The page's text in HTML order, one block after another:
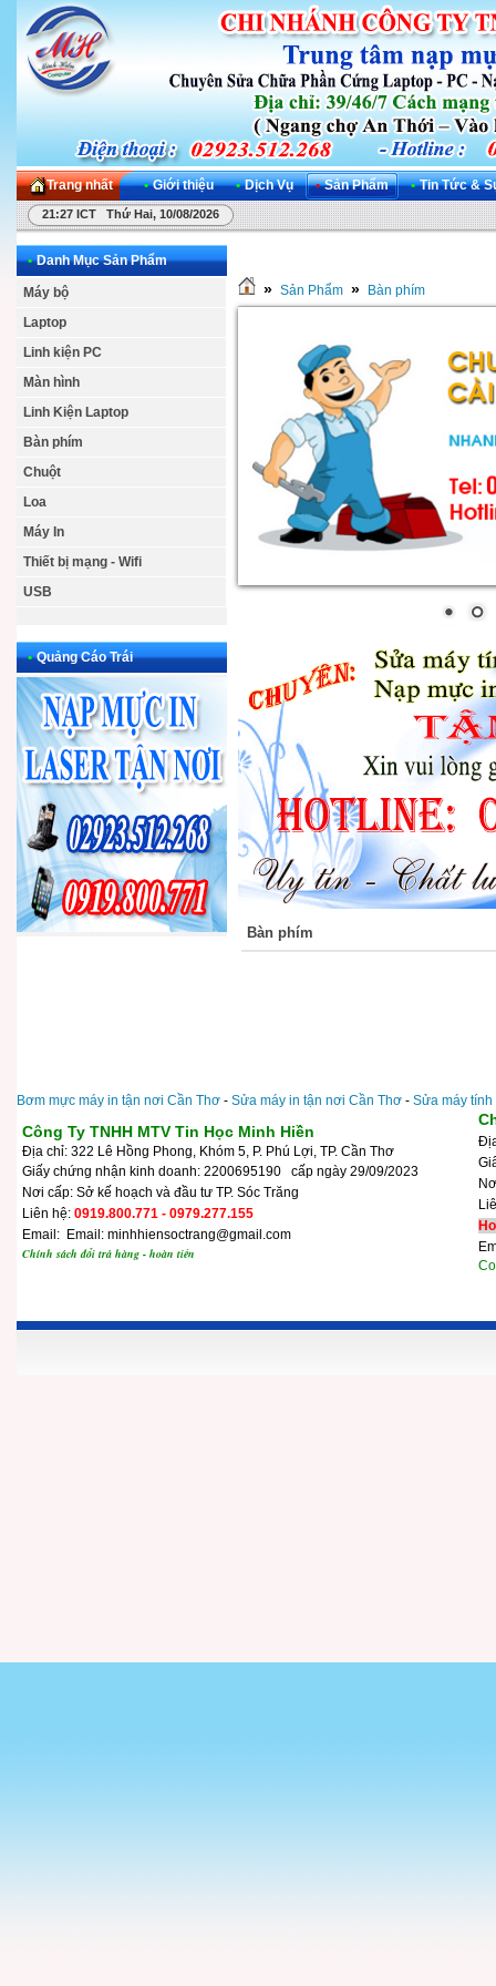
Trang nhất • Giới thiệu • Dịch Vụ • Sản Phẩm • Tin Tức &
21:27 ICT Thứ Hai, 10/08/2026
• Danh Mục Sản Phẩm
Máy bộ
Laptop
Linh kiện PC
Màn hình
Linh Kiện Laptop
Bàn phím
Chuột
Loa
Máy In
Thiết bị mạng - Wifi
USB
• Quảng Cáo Trái
» Sản Phẩm » Bàn phím
Bàn phím
Bơm mực máy in tận nơi Cần Thơ - Sửa máy in tận nơi Cần Thơ - Sửa máy
Công Ty TNHH MTV Tin Học Minh Hiền
Địa chỉ: 322 Lê Hồng Phong, Khóm 5, P. Phú Lợi, TP. Cần Thơ
Giấy chứng nhận kinh doanh: 2200695190 cấp ngày 29/09/2023
Nơi cấp: Sở kế hoạch và đầu tư TP. Sóc Trăng
Liên hệ: 0919.800.771 - 0979.277.155
Email: Email: minhhiensoctrang@gmail.com
Chính sách đổi trả hàng - hoàn tiền